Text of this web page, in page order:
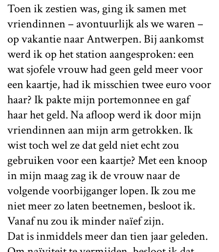
Toen ik zestien was, ging ik samen met
vriendinnen – avontuurlijk als we waren –
op vakantie naar Antwerpen. Bij aankomst
werd ik op het station aangesproken: een
wat sjofele vrouw had geen geld meer voor
een kaartje, had ik misschien twee euro voor
haar? Ik pakte mijn portemonnee en gaf
haar het geld. Na afloop werd ik door mijn
vriendinnen aan mijn arm getrokken. Ik
wist toch wel ze dat geld niet echt zou
gebruiken voor een kaartje? Met een knoop
in mijn maag zag ik de vrouw naar de
volgende voorbijganger lopen. Ik zou me
niet meer zo laten beetnemen, besloot ik.
Vanaf nu zou ik minder naïef zijn.
Dat is inmiddels meer dan tien jaar geleden.